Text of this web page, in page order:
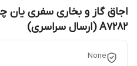
A7282 (ارسال سراسری)
None